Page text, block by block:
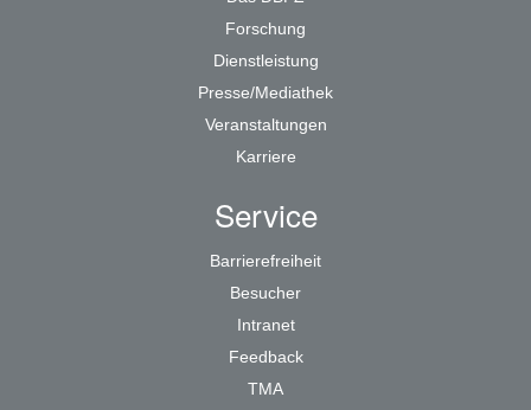
Forschung
Dienstleistung
Presse/Mediathek
Veranstaltungen
Karriere
Service
Barrierefreiheit
Besucher
Intranet
Feedback
TMA